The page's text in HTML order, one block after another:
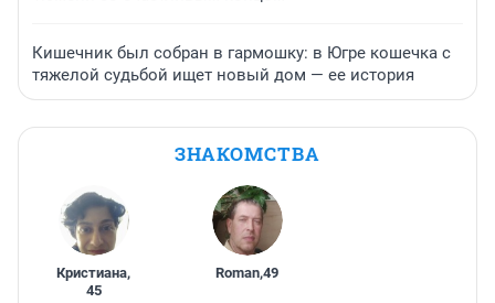
Кишечник был собран в гармошку: в Югре кошечка с
тяжелой судьбой ищет новый дом — ее история
ЗНАКОМСТВА
Кристиана,
45
Roman,49